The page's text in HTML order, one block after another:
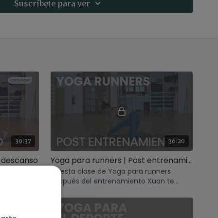
Suscríbete para ver
39:37 36:20
Yoga para runners | Post entrenamiento
En esta clase de Yoga para runners
después del entrenamiento Xuan te
músculos implicados.